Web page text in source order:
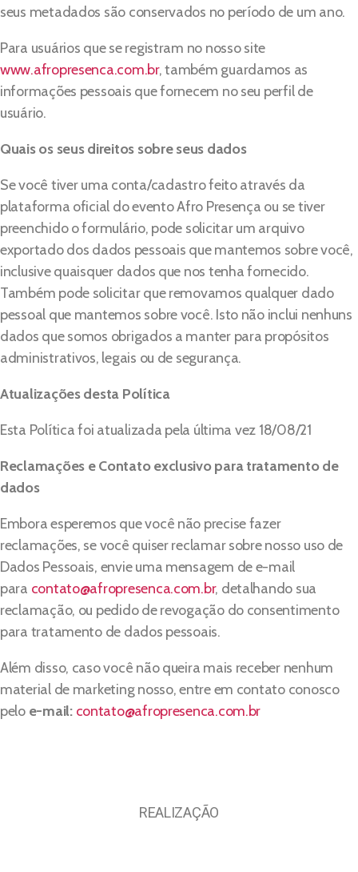
seus metadados são conservados no período de um ano.
Para usuários que se registram no nosso site
www.afropresenca.com.br, também guardamos as
informações pessoais que fornecem no seu perfil de
usuário.
Quais os seus direitos sobre seus dados
Se você tiver uma conta/cadastro feito através da
plataforma oficial do evento Afro Presença ou se tiver
preenchido o formulário, pode solicitar um arquivo
exportado dos dados pessoais que mantemos sobre você,
inclusive quaisquer dados que nos tenha fornecido.
Também pode solicitar que removamos qualquer dado
pessoal que mantemos sobre você. Isto não inclui nenhuns
dados que somos obrigados a manter para propósitos
administrativos, legais ou de segurança.
Atualizações desta Política
Esta Política foi atualizada pela última vez 18/08/21
Reclamações e Contato exclusivo para tratamento de
dados
Embora esperemos que você não precise fazer
reclamações, se você quiser reclamar sobre nosso uso de
Dados Pessoais, envie uma mensagem de e-mail
para contato@afropresenca.com.br, detalhando sua
reclamação, ou pedido de revogação do consentimento
para tratamento de dados pessoais.
Além disso, caso você não queira mais receber nenhum
material de marketing nosso, entre em contato conosco
pelo e-mail: contato@afropresenca.com.br
REALIZAÇÃO